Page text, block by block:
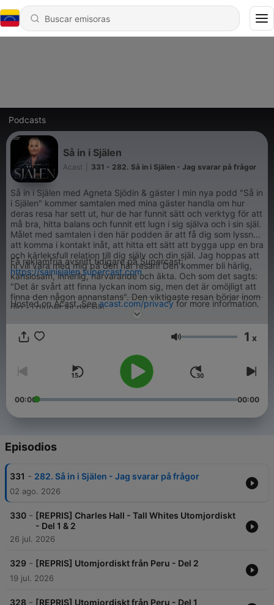
Podcasts
Så in i Själen
Acast 331 - 282. Så in i Själen - Jag svarar på frågor
Så in i Själen med Agneta Sjödin & gäster I min nya podd "Så in
i Själen" kommer samtalen med mina gäster handla om hur
deras resa har sett ut, hur de har funnit sätt och verktyg för att
må bra, hitta balans och funnit ett lugn i sig själva och i sin själ.
Målet med samtalen i den här podden är att få dig som lyssnar
att komma i kontakt inåt, att hitta ett sätt att bygga upp en bra
och kärleksfull relation till dig själv och din själ. Jag hoppas att
ni vill vara med mig på den här resan! Den kommer bli härlig,
känslosam, innerlig, närvarande och äkta. Och som det sagts:
"Det är svårt att finna lyckan inom sig, men det är omöjligt att
finna den någon annanstans". Den viktigaste resan börjar inom
dig - i djupet av din själ.
Få reklamfria avsnitt tidigare på Supercast:
https://sainisjalen.supercast.com
Hosted on Acast. Seeacast.com/privacyfor more information.
Volumen 1 x
00:00 00:00
Episodios
331 - 282. Så in i Själen - Jag svarar på frågor
02 ago. 2026
330 - [REPRIS] Charles Hall - Tall Whites Utomjordiskt
- Del 1 & 2
26 jul. 2026
329 - [REPRIS] Utomjordiskt från Peru - Del 2
19 jul. 2026
328 - [REPRIS] Utomjordiskt från Peru - Del 1